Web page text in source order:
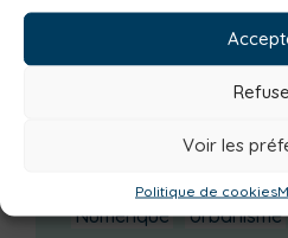
Voir les
Politique de cookies
Environnement
Plan climat
Economie
Numérique
Urbanisme